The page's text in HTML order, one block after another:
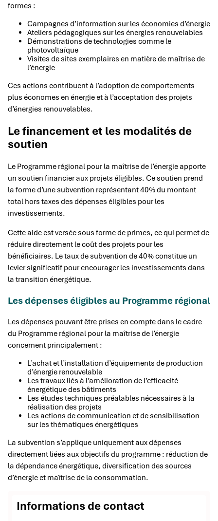
formes :
Campagnes d’information sur les économies d’énergie
Ateliers pédagogiques sur les énergies renouvelables
Démonstrations de technologies comme le
photovoltaïque
Visites de sites exemplaires en matière de maîtrise de
l’énergie
Ces actions contribuent à l’adoption de comportements
plus économes en énergie et à l’acceptation des projets
d’énergies renouvelables.
Le financement et les modalités de
soutien
Le Programme régional pour la maîtrise de l’énergie apporte
un soutien financier aux projets éligibles. Ce soutien prend
la forme d’une subvention représentant 40% du montant
total hors taxes des dépenses éligibles pour les
investissements.
Cette aide est versée sous forme de primes, ce qui permet de
réduire directement le coût des projets pour les
bénéficiaires. Le taux de subvention de 40% constitue un
levier significatif pour encourager les investissements dans
la transition énergétique.
Les dépenses éligibles au Programme régional
Les dépenses pouvant être prises en compte dans le cadre
du Programme régional pour la maîtrise de l’énergie
concernent principalement :
L’achat et l’installation d’équipements de production
d’énergie renouvelable
Les travaux liés à l’amélioration de l’efficacité
énergétique des bâtiments
Les études techniques préalables nécessaires à la
réalisation des projets
Les actions de communication et de sensibilisation
sur les thématiques énergétiques
La subvention s’applique uniquement aux dépenses
directement liées aux objectifs du programme : réduction de
la dépendance énergétique, diversification des sources
d’énergie et maîtrise de la consommation.
Informations de contact